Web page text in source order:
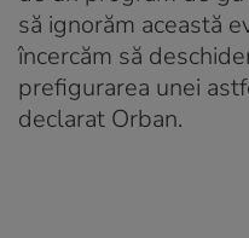
să ignorăm această
încercăm să
prefigurarea unei
declarat Orban.